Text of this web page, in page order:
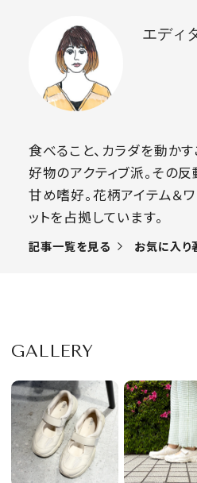
エディ
食べること、カラダを動か
好物のアクティブ派。その
甘め嗜好。花柄アイテム＆
ットを占拠しています。
記事一覧を見る お気に入り
GALLERY